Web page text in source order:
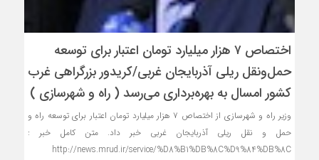
اختصاص ۷ هزار میلیارد تومان اعتبار برای توسعه
حمل‌و‌نقل ریلی آذربایجان غربی/کریدور بزرگراهی غرب
کشور امسال به بهره‌برداری می‌رسد ( راه و شهرسازی )
وزیر راه و شهرسازی از اختصاص ۷ هزار میلیارد تومان اعتبار برای توسعه راه و
حمل و نقل ریلی آذربایجان غربی خبر داد. متن کامل خبر :
http://news.mrud.ir/service/%D8%B1%DB%8C%D9%84%DB%8C